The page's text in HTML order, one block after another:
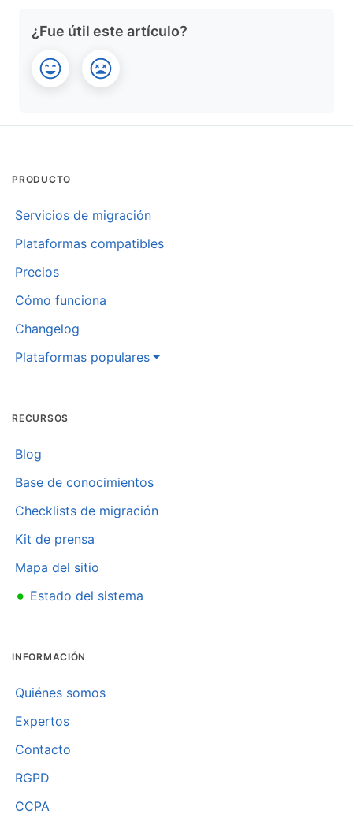
¿Fue útil este artículo?
PRODUCTO
Servicios de migración
Plataformas compatibles
Precios
Cómo funciona
Changelog
Plataformas populares
RECURSOS
Blog
Base de conocimientos
Checklists de migración
Kit de prensa
Mapa del sitio
• Estado del sistema
INFORMACIÓN
Quiénes somos
Expertos
Contacto
RGPD
CCPA